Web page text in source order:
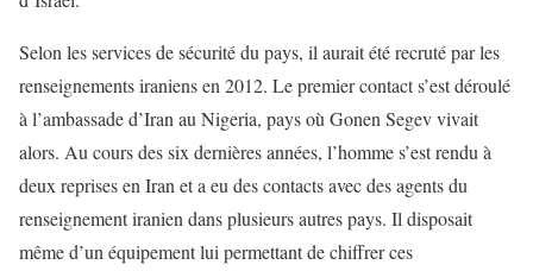
Selon les services de sécurité du pays, il aurait été recruté par les
renseignements iraniens en 2012. Le premier contact s’est déroulé
à l’ambassade d’Iran au Nigeria, pays où Gonen Segev vivait
alors. Au cours des six dernières années, l’homme s’est rendu à
deux reprises en Iran et a eu des contacts avec des agents du
renseignement iranien dans plusieurs autres pays. Il disposait
même d’un équipement lui permettant de chiffrer ces